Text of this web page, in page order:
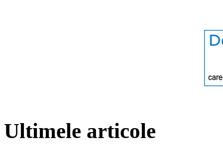
Ultimele articole